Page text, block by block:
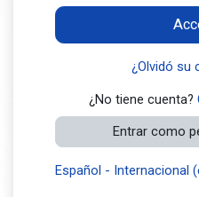
¿Olvidó su
¿No tiene cuenta?
Entrar como
Español - Internacional